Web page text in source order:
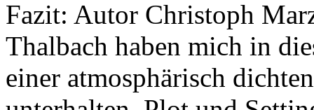
Fazit: Autor Christoph
Thalbach haben mich in
einer atmosphärisch